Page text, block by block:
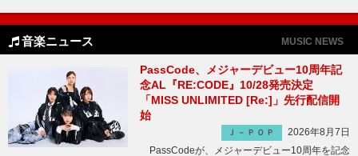
音楽ニュース MUSIC NEWS
PassCode、メジャーデビュー10周年記
念AL『RE:CODE』10/28発売決定
「MISS UNLIMITED [Re:]」先行配信開
始
Ｊ－ＰＯＰ
2026年8月7日
PassCodeが、メジャーデビュー10周年を記念